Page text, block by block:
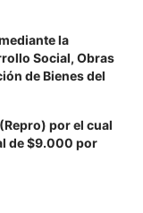
la
Social, Obras
de Bienes del
(Repro) por el cual
de $9.000 por